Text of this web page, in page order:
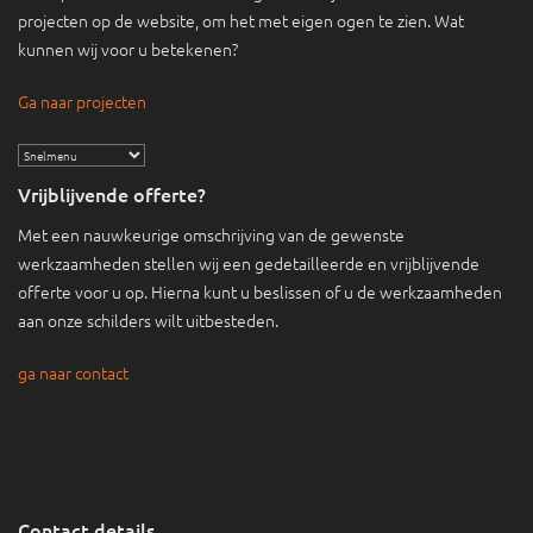
projecten op de website, om het met eigen ogen te zien. Wat
kunnen wij voor u betekenen?
Ga naar projecten
Vrijblijvende offerte?
Met een nauwkeurige omschrijving van de gewenste
werkzaamheden stellen wij een gedetailleerde en vrijblijvende
offerte voor u op. Hierna kunt u beslissen of u de werkzaamheden
aan onze schilders wilt uitbesteden.
ga naar contact